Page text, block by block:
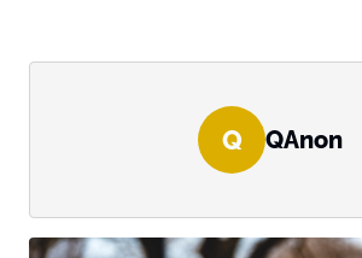
Q QAnon